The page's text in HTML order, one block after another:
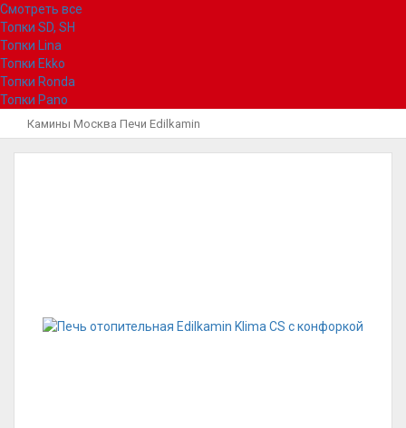
Смотреть все
Топки SD, SH
Топки Lina
Топки Ekko
Топки Ronda
Топки Pano
Камины Москва Печи Edilkamin